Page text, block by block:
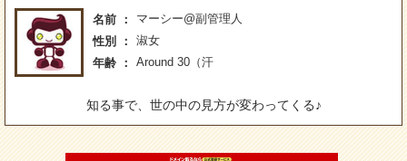
名前
マーシー@副管理人
性別
淑女
年齢
Around 30（汗
知る事で、世の中の見方が変わってくる♪